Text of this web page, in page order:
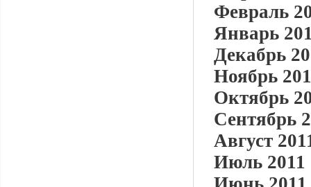
Февраль
Январь
Декабрь
Ноябрь
Октябрь
Сентябрь
Август
Июль 2011